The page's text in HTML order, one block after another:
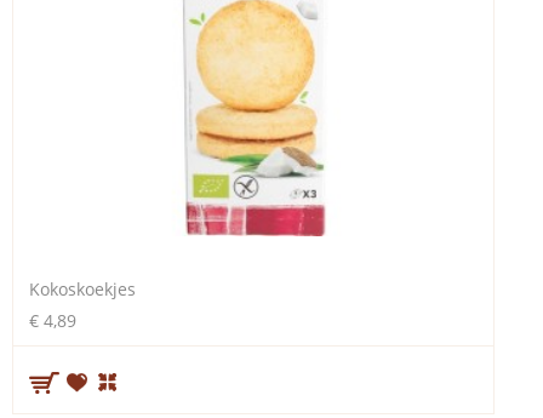
Kokoskoekjes
€ 4,89